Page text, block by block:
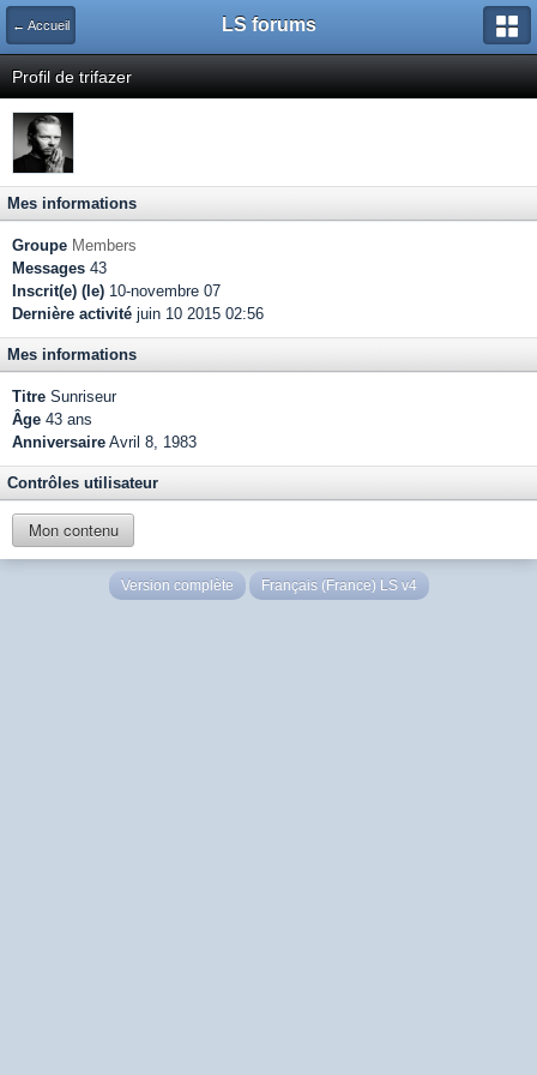
← Accueil LS forums
Profil de trifazer
Mes informations
Groupe Members
Messages 43
Inscrit(e) (le) 10-novembre 07
Dernière activité juin 10 2015 02:56
Mes informations
Titre Sunriseur
Âge 43 ans
Anniversaire Avril 8, 1983
Contrôles utilisateur
Mon contenu
Version complète Français (France) LS v4